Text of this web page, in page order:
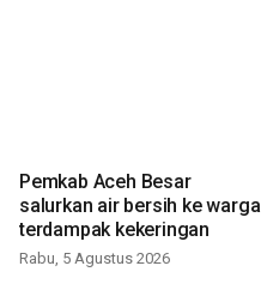
Pemkab Aceh Besar
salurkan air bersih ke warga
terdampak kekeringan
Rabu, 5 Agustus 2026